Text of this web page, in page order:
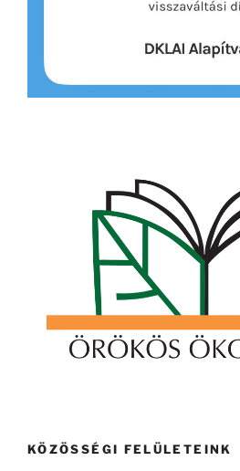
KÖZÖSSÉGI FELÜLETEINK